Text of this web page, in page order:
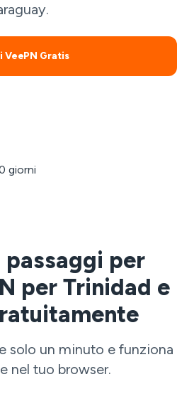
VeePN Gratis
giorni
per
per Trinidad e
solo un minuto e funziona
nel tuo browser.